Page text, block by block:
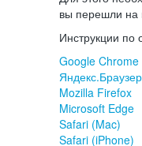
вы перешли на
Инструкции по
Google Chrome
Яндекс.Браузер
Mozilla Firefox
Microsoft Edge
Safari (Mac)
Safari (iPhone)